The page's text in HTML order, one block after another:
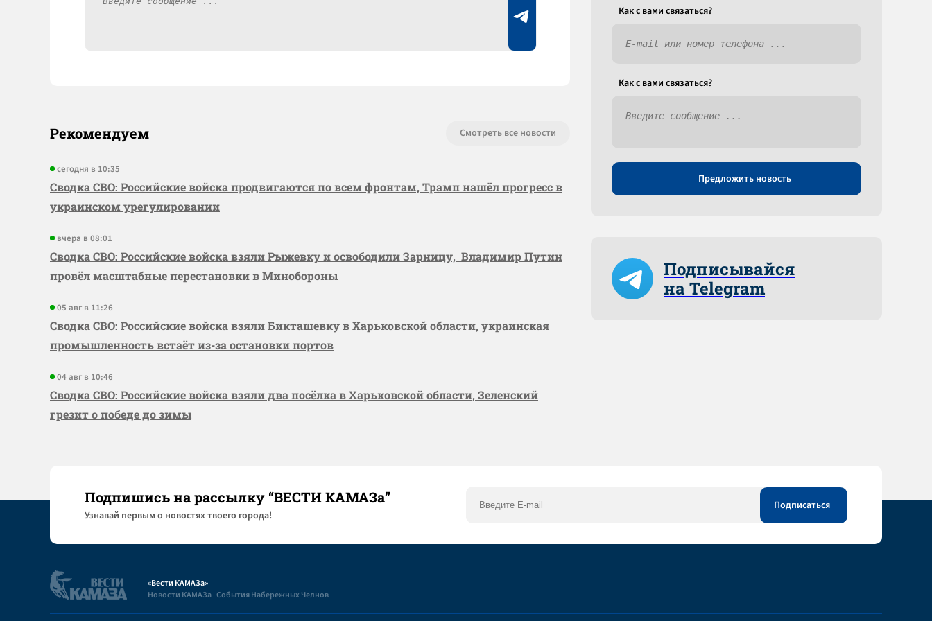
Рекомендуем Смотреть все новости
сегодня в 10:35
Сводка СВО: Российские войска продвигаются по всем фронтам, Трамп нашёл прогресс в
украинском урегулировании
вчера в 08:01
Сводка СВО: Российские войска взяли Рыжевку и освободили Зарницу, Владимир Путин
провёл масштабные перестановки в Минобороны
05 авг в 11:26
Сводка СВО: Российские войска взяли Бикташевку в Харьковской области, украинская
промышленность встаёт из-за остановки портов
04 авг в 10:46
Сводка СВО: Российские войска взяли два посёлка в Харьковской области, Зеленский
грезит о победе до зимы
Как c вами связаться?
Как c вами связаться?
Предложить новость
Подписывайся
на Telegram
Подпишись на рассылку “ВЕСТИ КАМАЗа”
Узнaвай первым о новостях твоего города!
«Вести КАМАЗа»
Новости КАМАЗа | События Набережных Челнов